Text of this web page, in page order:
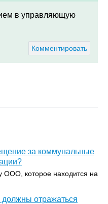
в управляющую
Комментировать
за коммунальные
которое находится на
должны отражаться